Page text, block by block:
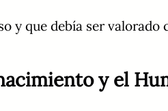
y que debía ser valorado
y el